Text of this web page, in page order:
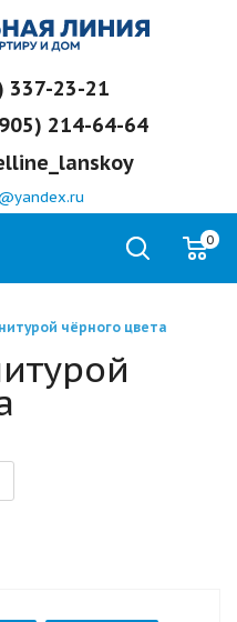
337-23-21
214-64-64
0
чёрного цвета